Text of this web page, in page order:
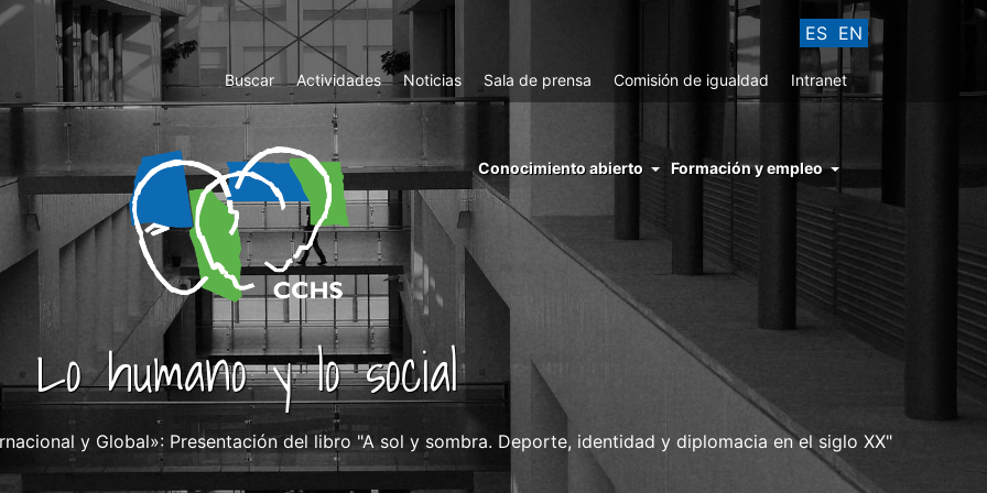
ES EN
Top
Menu
Buscar Actividades Noticias Sala de prensa Comisión de igualdad Intranet
menu
right
cchs
conocimiento
abierto
Conocimiento abierto Formación y empleo
Lo humano y lo social
y Global»: Presentación del libro "A sol y sombra. Deporte, identidad y diplomacia en el siglo XX"